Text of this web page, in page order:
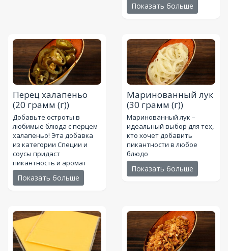
Показать больше
Перец халапеньо
(20 грамм (г))
Добавьте остроты в
любимые блюда с перцем
халапеньо! Эта добавка
из категории Специи и
соусы придаст
пикантность и аромат
Показать больше
Маринованный лук
(30 грамм (г))
Маринованный лук –
идеальный выбор для тех,
кто хочет добавить
пикантности в любое
блюдо
Показать больше